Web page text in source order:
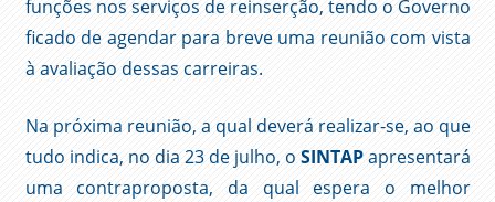
funções nos serviços de reinserção, tendo o Governo
ficado de agendar para breve uma reunião com vista
à avaliação dessas carreiras.
Na próxima reunião, a qual deverá realizar-se, ao que
tudo indica, no dia 23 de julho, o SINTAPapresentará
uma contraproposta, da qual espera o melhor